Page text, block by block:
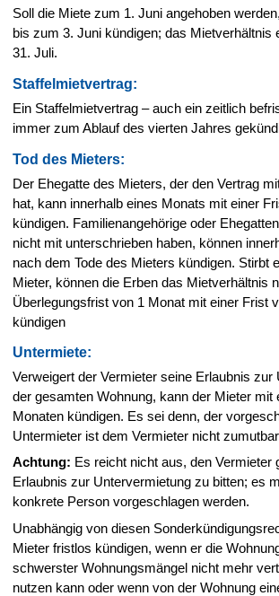
Soll die Miete zum 1. Juni angehoben
bis zum 3. Juni kündigen; das Mietverhältnis
31. Juli.
Staffelmietvertrag:
Ein Staffelmietvertrag – auch ein zeitlich
immer zum Ablauf des vierten Jahres
Tod des Mieters:
Der Ehegatte des Mieters, der den Vertrag
hat, kann innerhalb eines Monats mit einer
kündigen. Familienangehörige oder
nicht mit unterschrieben haben, können
nach dem Tode des Mieters kündigen. Stirbt
Mieter, können die Erben das Mietverhältnis
Überlegungsfrist von 1 Monat mit einer Frist
kündigen
Untermiete:
Verweigert der Vermieter seine Erlaubnis zur
der gesamten Wohnung, kann der Mieter mit
Monaten kündigen. Es sei denn, der
Untermieter ist dem Vermieter nicht
Achtung: Es reicht nicht aus, den Vermieter
Erlaubnis zur Untervermietung zu bitten; es
konkrete Person vorgeschlagen werden.
Unabhängig von diesen
Mieter fristlos kündigen, wenn er die
schwerster Wohnungsmängel nicht mehr
nutzen kann oder wenn von der Wohnung